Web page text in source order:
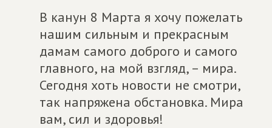
В канун 8 Марта я хочу пожелать
нашим сильным и прекрасным
дамам самого доброго и самого
главного, на мой взгляд, – мира.
Сегодня хоть новости не смотри,
так напряжена обстановка. Мира
вам, сил и здоровья!